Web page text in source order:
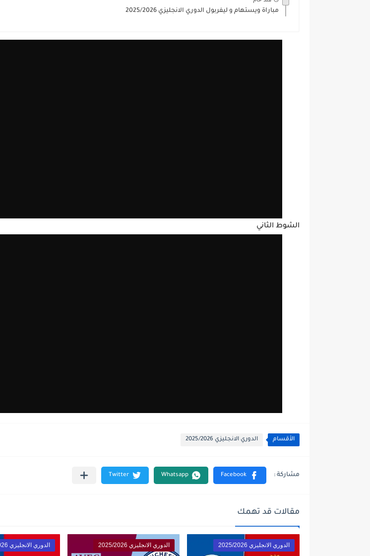
مباراة ويستهام و ليفربول الدوري الانجليزي 2025/2026
الشوط الثاني
الأقسام الدوري الانجليزي 2025/2026
مقالات قد تهمك
الدوري الانجليزي 2025/2026 الدوري الانجليزي 2025/2026 الدوري الانجليزي 2025/2026